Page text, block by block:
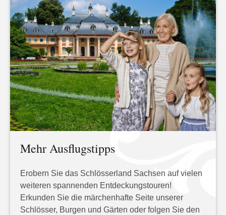
Mehr Ausflugstipps
Erobern Sie das Schlösserland Sachsen auf vielen
weiteren spannenden Entdeckungstouren!
Erkunden Sie die märchenhafte Seite unserer
Schlösser, Burgen und Gärten oder folgen Sie den